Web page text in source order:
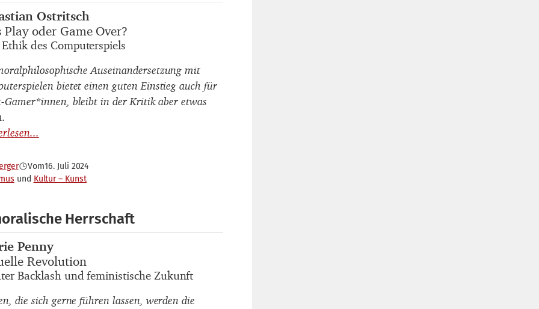
Ostritsch
Play oder Game Over?
des Computerspiels
Auseinandersetzung mit
bietet einen guten Einstieg auch für
Gamer*innen, bleibt in der Kritik aber etwas
Vom16. Juli 2024
Kultur – Kunst
Herrschaft
Penny
Revolution
Backlash und feministische Zukunft
die sich gerne führen lassen, werden die